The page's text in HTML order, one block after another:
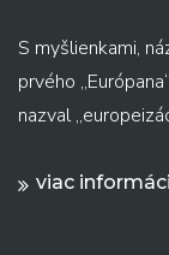
S myšlienkami,
prvého
nazval
viac